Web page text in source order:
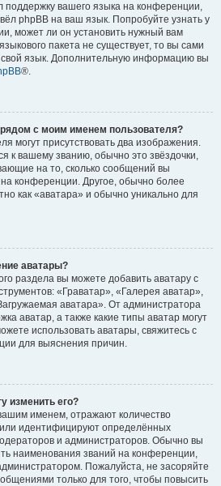
поддержку вашего языка на конференции,
phpBB на ваш язык. Попробуйте узнать у
может ли он установить нужный вам
пакета не существует, то вы сами
язык. Дополнительную информацию вы
®.
с моим именем пользователя?
могут присутствовать два изображения.
к вашему званию, обычно это звёздочки,
на то, сколько сообщений вы
конференции. Другое, обычно более
как «аватара» и обычно уникально для
аватары?
раздела вы можете добавить аватару с
«Граватар», «Галерея аватар»,
аватара». От администратора
аватар, а также какие типы аватар могут
использовать аватары, свяжитесь с
для выяснения причин.
изменить его?
именем, отражают количество
идентифицируют определённых
и администраторов. Обычно вы
наименования званий на конференции,
Пожалуйста, не засоряйте
только для того, чтобы повысить